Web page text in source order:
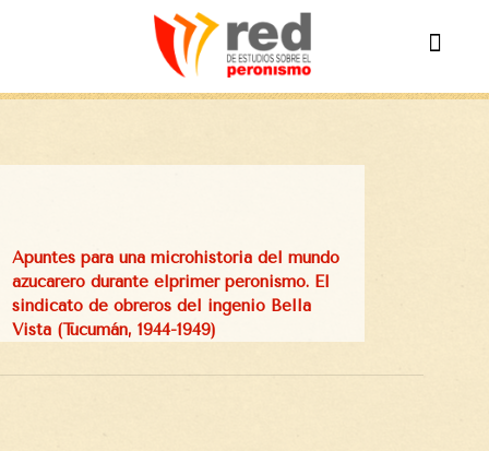
Apuntes para una microhistoria del mundo
azucarero durante elprimer peronismo. El
sindicato de obreros del ingenio Bella
Vista (Tucumán, 1944-1949)